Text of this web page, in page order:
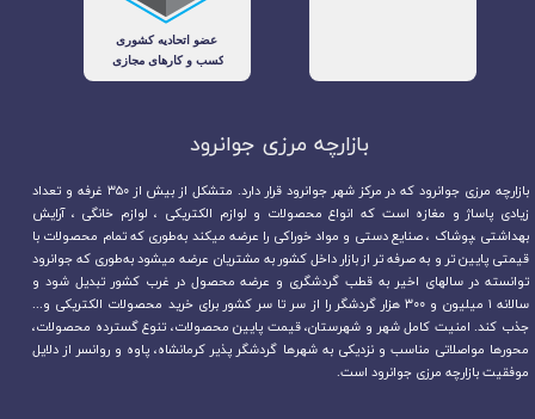
بازارچه مرزی جوانرود​​​​​​​
بازارچه مرزی جوانرود که در مرکز شهر جوانرود قرار دارد. متشکل از بیش از ۳۵۰ غرفه و تعداد
زیادی پاساژ و مغازه است که انواع محصولات و لوازم الکتریکی ، لوازم خانگی ، آرایش
بهداشتی ،پوشاک ، صنایع دستی و مواد خوراکی را عرضه میکند به‌طوری که تمام محصولات با
قیمتی پایین تر و به صرفه تر از بازار داخل کشور به مشتریان عرضه میشود به‌طوری که جوانرود
توانسته در سالهای اخیر به قطب گردشگری و عرضه محصول در غرب کشور تبدیل شود و
سالانه ۱ میلیون و ۳۰۰ هزار گردشگر را از سر تا سر کشور برای خرید محصولات الکتریکی و...
جذب کند. امنیت کامل شهر و شهرستان، قیمت پایین محصولات، تنوع گسترده محصولات،
محورها مواصلاتی مناسب و نزدیکی به شهرها گردشگر پذیر کرمانشاه، پاوه و روانسر از دلایل
موفقیت بازارچه مرزی جوانرود است.